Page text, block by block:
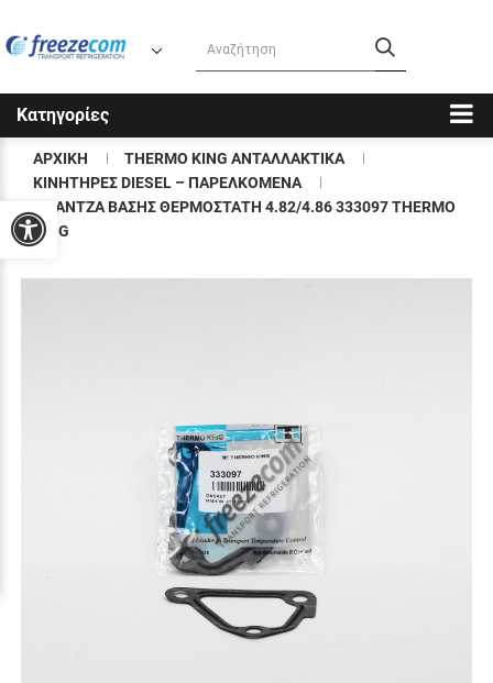
Κατηγορίες
ΑΡΧΙΚΗ
THERMO KING ΑΝΤΑΛΛΑΚΤΙΚΑ
KΙΝΗΤΗΡΕΣ DIESEL – ΠΑΡΕΛΚΟΜΕΝΑ
ΦΛΑΝΤΖΑ ΒΑΣΗΣ ΘΕΡΜΟΣΤΑΤΗ 4.82/4.86 333097 THERMO
KING
Προσβασιμότητα